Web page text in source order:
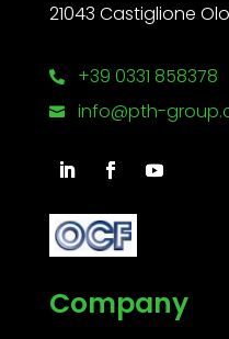
21043 Castiglione
 +39 0331 858378
 info@pth-
Company